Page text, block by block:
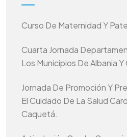
Curso De Maternidad Y
Cuarta Jornada
Los Municipios De Albania Y
Jornada De Promoción Y
El Cuidado De La Salud
Caquetá.